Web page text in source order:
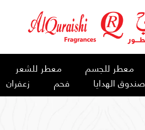
معطر للجسم معطر للشعر
صندوق الهدايا فحم زعفران